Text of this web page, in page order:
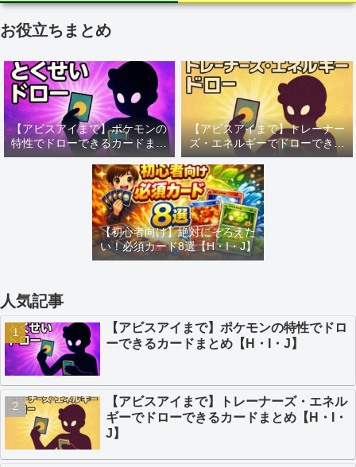
お役立ちまとめ
【アビスアイまで】ポケモンの
特性でドローできるカードまと
め【H・I・J】
【アビスアイまで】トレーナー
ズ・エネルギーでドローできる
カードまとめ【H・I・J】
【初心者向け】絶対にそろえた
い！必須カード8選【H・I・J】
人気記事
【アビスアイまで】ポケモンの特性でドロ
ーできるカードまとめ【H・I・J】
【アビスアイまで】トレーナーズ・エネル
ギーでドローできるカードまとめ【H・I・
J】